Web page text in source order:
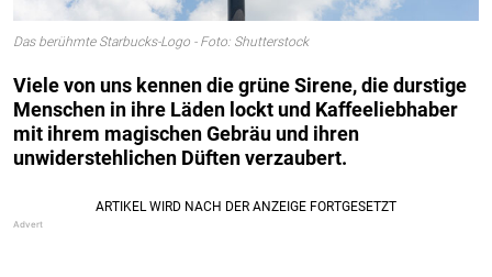
Das berühmte Starbucks-Logo - Foto: Shutterstock
Viele von uns kennen die grüne Sirene, die durstige
Menschen in ihre Läden lockt und Kaffeeliebhaber
mit ihrem magischen Gebräu und ihren
unwiderstehlichen Düften verzaubert.